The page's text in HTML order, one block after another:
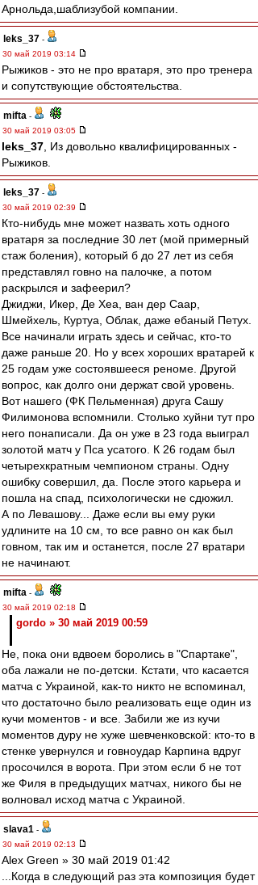
Арнольда,шаблизубой компании.
leks_37 -
30 май 2019 03:14
Рыжиков - это не про вратаря, это про тренера
и сопутствующие обстоятельства.
mifta -
30 май 2019 03:05
leks_37 , Из довольно квалифицированных -
Рыжиков.
leks_37 -
30 май 2019 02:39
Кто-нибудь мне может назвать хоть одного
вратаря за последние 30 лет (мой примерный
стаж боления), который б до 27 лет из себя
представлял говно на палочке, а потом
раскрылся и зафеерил?
Джиджи, Икер, Де Хеа, ван дер Саар,
Шмейхель, Куртуа, Облак, даже ебаный Петух.
Все начинали играть здесь и сейчас, кто-то
даже раньше 20. Но у всех хороших вратарей к
25 годам уже состоявшееся реноме. Другой
вопрос, как долго они держат свой уровень.
Вот нашего (ФК Пельменная) друга Сашу
Филимонова вспомнили. Столько хуйни тут про
него понаписали. Да он уже в 23 года выиграл
золотой матч у Пса усатого. К 26 годам был
четырехкратным чемпионом страны. Одну
ошибку совершил, да. После этого карьера и
пошла на спад, психологически не сдюжил.
А по Левашову... Даже если вы ему руки
удлините на 10 см, то все равно он как был
говном, так им и останется, после 27 вратари
не начинают.
mifta -
30 май 2019 02:18
gordo » 30 май 2019 00:59
Не, пока они вдвоем боролись в "Спартаке",
оба лажали не по-детски. Кстати, что касается
матча с Украиной, как-то никто не вспоминал,
что достаточно было реализовать еще один из
кучи моментов - и все. Забили же из кучи
моментов дуру не хуже шевченковской: кто-то в
стенке увернулся и говноудар Карпина вдруг
просочился в ворота. При этом если б не тот
же Филя в предыдущих матчах, никого бы не
волновал исход матча с Украиной.
slava1 -
30 май 2019 02:13
Alex Green » 30 май 2019 01:42
...Когда в следующий раз эта композиция будет